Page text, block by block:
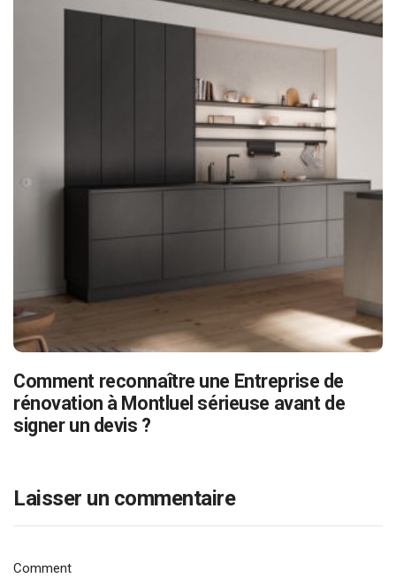
Comment reconnaître une Entreprise de
rénovation à Montluel sérieuse avant de
signer un devis ?
Laisser un commentaire
Comment